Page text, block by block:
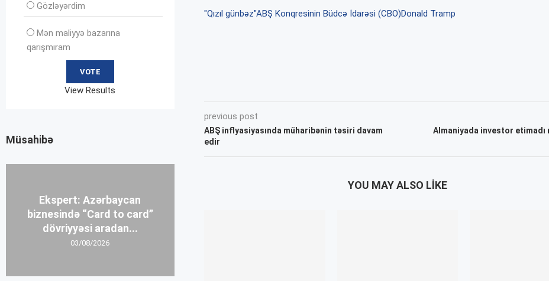
"Qızıl günbəz"ABŞ Konqresinin Büdcə İdarəsi (CBO)Donald Tramp
previous post
ABŞ inflyasiyasında müharibənin təsiri davam
edir
Almaniyada investor etimadı
YOU MAY ALSO LIKE
Gözləyərdim
Mən maliyyə bazarına
qarışmıram
View Results
Müsahibə
Ekspert: Azərbaycan
biznesində “Card to card”
dövriyyəsi aradan...
03/08/2026